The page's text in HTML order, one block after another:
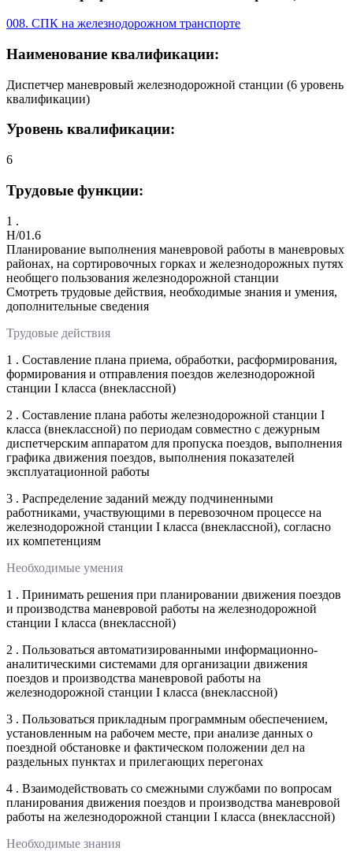
008. СПК на железнодорожном транспорте
Наименование квалификации:
Диспетчер маневровый железнодорожной станции (6 уровень
квалификации)
Уровень квалификации:
6
Трудовые функции:
1 .
H/01.6
Планирование выполнения маневровой работы в маневровых
районах, на сортировочных горках и железнодорожных путях
необщего пользования железнодорожной станции
Смотреть трудовые действия, необходимые знания и умения,
дополнительные сведения
Трудовые действия
1 . Составление плана приема, обработки, расформирования,
формирования и отправления поездов железнодорожной
станции I класса (внеклассной)
2 . Составление плана работы железнодорожной станции I
класса (внеклассной) по периодам совместно с дежурным
диспетчерским аппаратом для пропуска поездов, выполнения
графика движения поездов, выполнения показателей
эксплуатационной работы
3 . Распределение заданий между подчиненными
работниками, участвующими в перевозочном процессе на
железнодорожной станции I класса (внеклассной), согласно
их компетенциям
Необходимые умения
1 . Принимать решения при планировании движения поездов
и производства маневровой работы на железнодорожной
станции I класса (внеклассной)
2 . Пользоваться автоматизированными информационно-
аналитическими системами для организации движения
поездов и производства маневровой работы на
железнодорожной станции I класса (внеклассной)
3 . Пользоваться прикладным программным обеспечением,
установленным на рабочем месте, при анализе данных о
поездной обстановке и фактическом положении дел на
раздельных пунктах и прилегающих перегонах
4 . Взаимодействовать со смежными службами по вопросам
планирования движения поездов и производства маневровой
работы на железнодорожной станции I класса (внеклассной)
Необходимые знания